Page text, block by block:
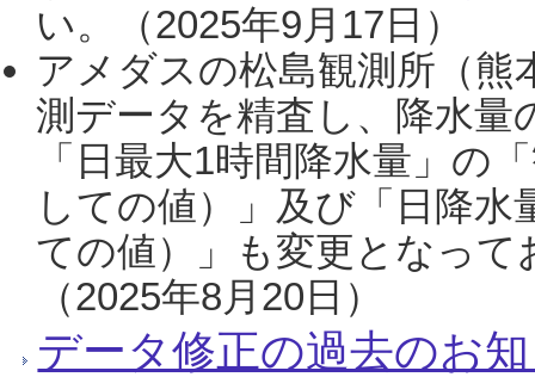
い。（2025年9月17日）
アメダスの松島観測所（熊
測データを精査し、降水
「日最大1時間降水量」の
しての値）」及び「日降
ての値）」も変更となっ
（2025年8月20日）
データ修正の過去のお